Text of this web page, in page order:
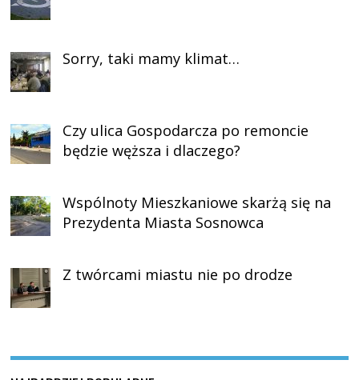
Sorry, taki mamy klimat…
Czy ulica Gospodarcza po remoncie
będzie węższa i dlaczego?
Wspólnoty Mieszkaniowe skarżą się na
Prezydenta Miasta Sosnowca
Z twórcami miastu nie po drodze